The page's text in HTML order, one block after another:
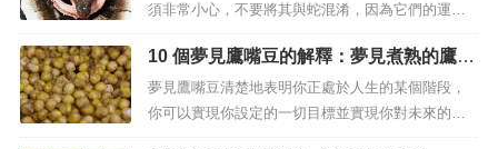
須非常小心，不要將其與蛇混淆，因為它們的運動
通常看起來非常相似，這會導致含義發生非常大的
變化。然而，這兩種動物之間仍然存在一定的相似
性，因此夢見鰻魚與我們周圍某人的黏糊糊和暗示
的態度直接相關，或者它可能代表做夢者的某些不
成熟，他避免以必要的嚴肅態度對待事情...
10 個夢見鷹嘴豆的解釋：夢見煮熟的鷹嘴
豆、夢見白鷹嘴豆
夢見鷹嘴豆清楚地表明你正處於人生的某個階段，
你可以實現你設定的一切目標並實現你對未來的目
標，即使你認為一切都失去了並且你有很多困難。